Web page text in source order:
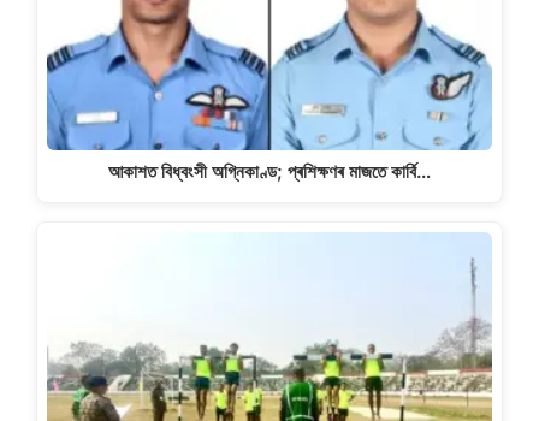
আকাশত বিধ্বংসী অগ্নিকাণ্ড; প্ৰশিক্ষণৰ মাজতে কাৰ্বি…